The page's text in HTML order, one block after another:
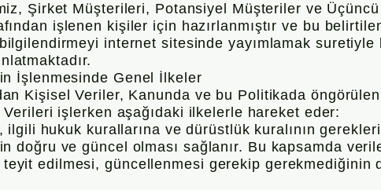
Şirket Müşterileri, Potansiyel Müşteriler ve
işlenen kişiler için hazırlanmıştır ve bu
internet sitesinde yayımlamak
İşlenmesinde Genel İlkeler
Kişisel Veriler, Kanunda ve bu Politikada
işlerken aşağıdaki ilkelerle hareket eder:
ilgili hukuk kurallarına ve dürüstlük kuralının
doğru ve güncel olması sağlanır. Bu kapsamda
edilmesi, güncellenmesi gerekip gerekmediğinin